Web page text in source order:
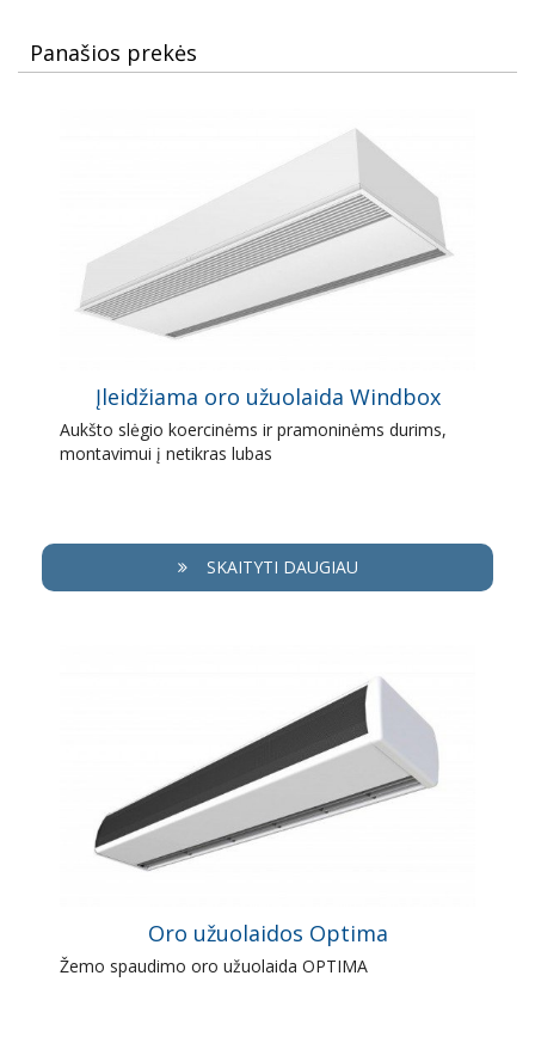
Panašios prekės
Įleidžiama oro užuolaida Windbox
Aukšto slėgio koercinėms ir pramoninėms durims,
montavimui į netikras lubas
SKAITYTI DAUGIAU
Oro užuolaidos Optima
Žemo spaudimo oro užuolaida OPTIMA